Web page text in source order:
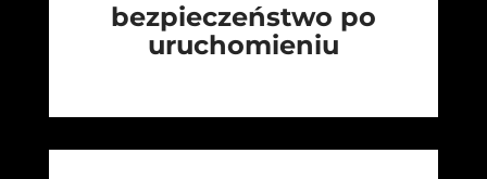
bezpieczeństwo po
uruchomieniu